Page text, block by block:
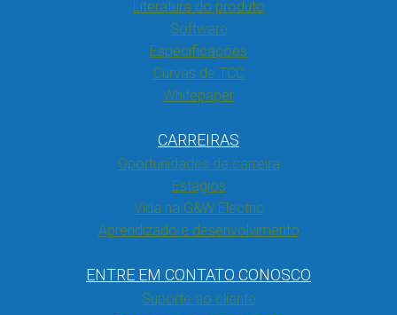
Literatura do produto
Software
Especificações
Curvas de TCC
Whitepaper
CARREIRAS
Oportunidades de carreira
Estágios
Vida na G&W Electric
Aprendizado e desenvolvimento
ENTRE EM CONTATO CONOSCO
Suporte ao cliente